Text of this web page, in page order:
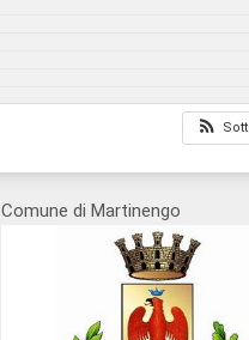
Comune di Martinengo